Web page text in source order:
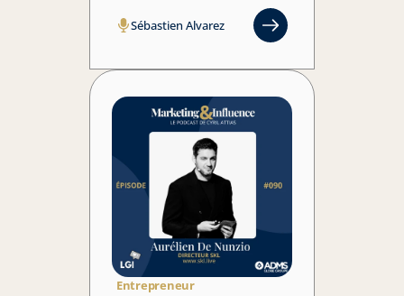
Sébastien Alvarez
Entrepreneur